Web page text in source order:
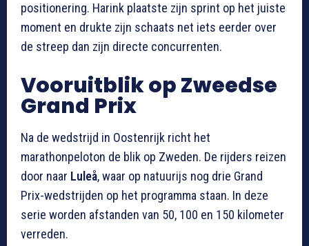
positionering. Harink plaatste zijn sprint op het juiste
moment en drukte zijn schaats net iets eerder over
de streep dan zijn directe concurrenten.
Vooruitblik op Zweedse
Grand Prix
Na de wedstrijd in Oostenrijk richt het
marathonpeloton de blik op Zweden. De rijders reizen
door naar Luleå, waar op natuurijs nog drie Grand
Prix-wedstrijden op het programma staan. In deze
serie worden afstanden van 50, 100 en 150 kilometer
verreden.